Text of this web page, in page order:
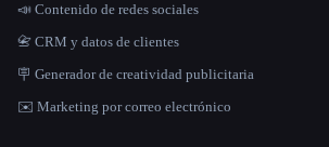
📣 Contenido de redes sociales
📇 CRM y datos de clientes
🪧 Generador de creatividad publicitaria
✉️ Marketing por correo electrónico